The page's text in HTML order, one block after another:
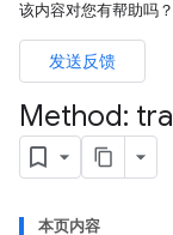
该内容对您有帮助吗？
发送反馈
Method:
本页内容